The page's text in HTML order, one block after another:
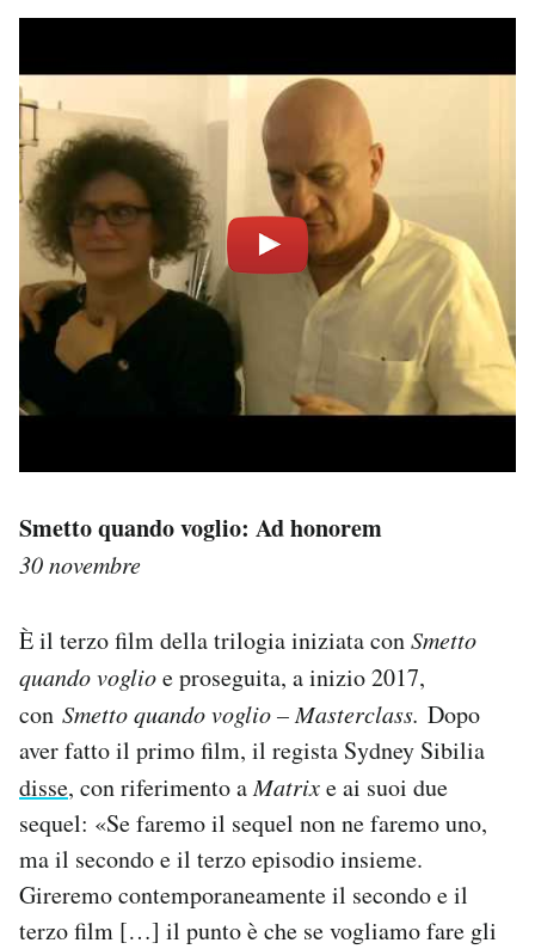
Smetto quando voglio: Ad honorem
30 novembre
È il terzo film della trilogia iniziata conSmetto
quando voglioe proseguita, a inizio 2017,
con Smetto quando voglio – Masterclass. Dopo
aver fatto il primo film, il regista Sydney Sibilia
disse, con riferimento aMatrixe ai suoi due
sequel: «Se faremo il sequel non ne faremo uno,
ma il secondo e il terzo episodio insieme.
Gireremo contemporaneamente il secondo e il
terzo film […] il punto è che se vogliamo fare gli